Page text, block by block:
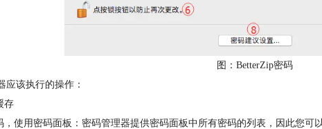
图：BetterZip密码
该执行的操作：
存
，使用密码面板：密码管理器提供密码面板中所有密码的列表，因此您